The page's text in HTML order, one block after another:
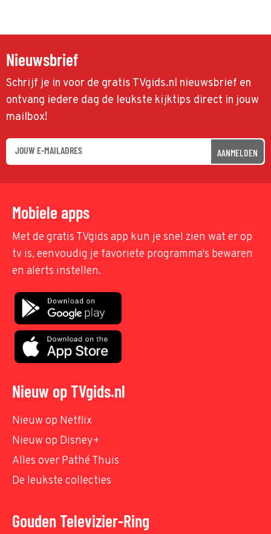
Nieuwsbrief
Schrijf je in voor de gratis TVgids.nl nieuwsbrief en
ontvang iedere dag de leukste kijktips direct in jouw
mailbox!
AANMELDEN
Mobiele apps
Met de gratis TVgids app kun je snel zien wat er op
tv is, eenvoudig je favoriete programma's bewaren
en alerts instellen.
Nieuw op TVgids.nl
Nieuw op Netflix
Nieuw op Disney+
Alles over Pathé Thuis
De leukste collecties
Gouden Televizier-Ring